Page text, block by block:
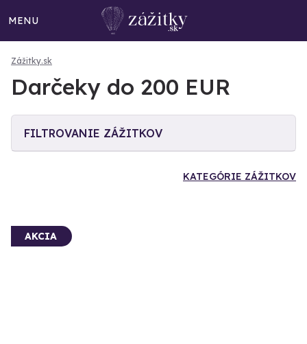
MENU
Zážitky.sk
Darčeky do 200 EUR
FILTROVANIE ZÁŽITKOV
KATEGÓRIE ZÁŽITKOV
AKCIA